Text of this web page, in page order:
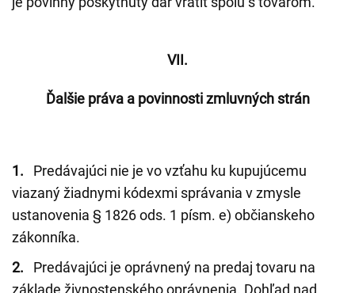
VII.
Ďalšie práva a povinnosti zmluvných strán
1.
Predávajúci nie je vo vzťahu ku kupujúcemu
viazaný žiadnymi kódexmi správania v zmysle
ustanovenia § 1826 ods. 1 písm. e) občianskeho
zákonníka.
2.
Predávajúci je oprávnený na predaj tovaru na
základe živnostenského oprávnenia. Dohľad nad